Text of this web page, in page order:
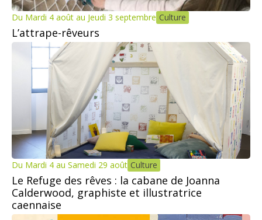
Du Mardi 4 août au Jeudi 3 septembre Culture
L’attrape-rêveurs
Du Mardi 4 au Samedi 29 août Culture
Le Refuge des rêves : la cabane de Joanna
Calderwood, graphiste et illustratrice
caennaise